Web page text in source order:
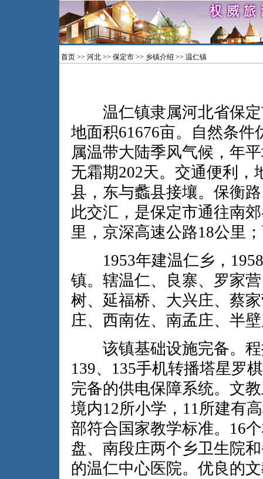
首页 >> 河北 >> 保定市 >> 乡镇介绍 >> 温仁镇
温仁镇隶属河北省保定
地面积61676亩。自然条件
属温带大陆季风气候，年
无霜期202天。交通便利
县，东与蠡县接壤。保衡
此交汇，是保定市通往南
里，京深高速公路18公里
1953年建温仁乡，1958
镇。辖温仁、良寨、罗家
树、延福桥、大兴庄、蔡
庄、西南佐、南孟庄、半
该镇基础设施完备。程
139、135手机转播塔星罗
完备的供电保障系统。文
境内12所小学，11所建有
部符合国家教学标准。16
盘、南段庄两个乡卫生院
的温仁中心医院。优良的